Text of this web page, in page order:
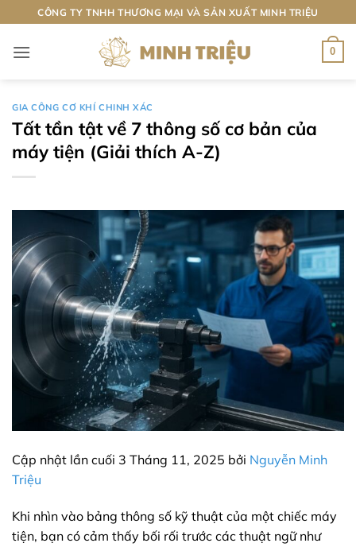
qua
nội
CÔNG TY TNHH THƯƠNG MẠI VÀ SẢN XUẤT MINH TRIỆU
0
GIA CÔNG CƠ KHÍ CHINH XÁC
Tất tần tật về 7 thông số cơ bản của
máy tiện (Giải thích A-Z)
Cập nhật lần cuối 3 Tháng 11, 2025 bởi Nguyễn Minh
Triệu
Khi nhìn vào bảng thông số kỹ thuật của một chiếc máy
tiện, bạn có cảm thấy bối rối trước các thuật ngữ như